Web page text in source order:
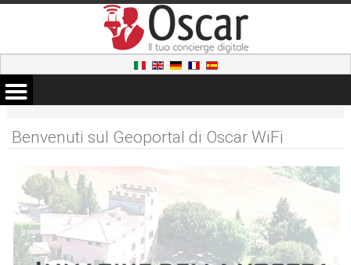
Benvenuti sul Geoportal di Oscar WiFi